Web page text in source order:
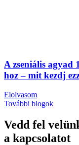
A zseniális agyad
hoz – mit kezdj
Elolvasom
További blogok
Vedd fel
a kapcsolatot